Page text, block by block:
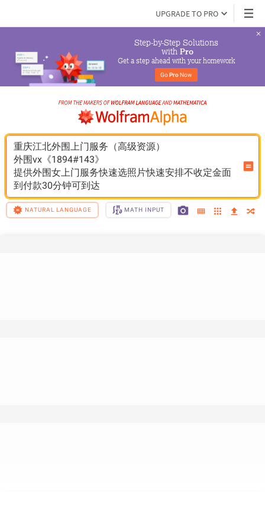
UPGRADE TO PRO
Step-by-Step Solutions
with Pro
Get a step ahead with your homework
Go Pro Now
重庆江北外围上门服务（高级资源）
外围vx《1894#143》
提供外围女上门服务快速选照片快速安排不收定金面
到付款30分钟可到达
NATURAL LANGUAGE MATH INPUT